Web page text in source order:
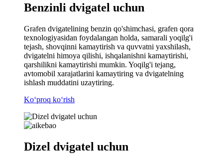
Benzinli dvigatel uchun
Grafen dvigatelining benzin qo'shimchasi, grafen qora
texnologiyasidan foydalangan holda, samarali yoqilg'i
tejash, shovqinni kamaytirish va quvvatni yaxshilash,
dvigatelni himoya qilishi, ishqalanishni kamaytirishi,
qarshilikni kamaytirishi mumkin. Yoqilg'i tejang,
avtomobil xarajatlarini kamaytiring va dvigatelning
ishlash muddatini uzaytiring.
Koʻproq koʻrish
Dizel dvigatel uchun